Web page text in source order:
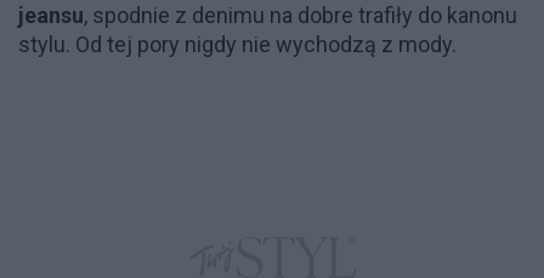
jeansu, spodnie z denimu na dobre trafiły do kanonu
stylu. Od tej pory nigdy nie wychodzą z mody.